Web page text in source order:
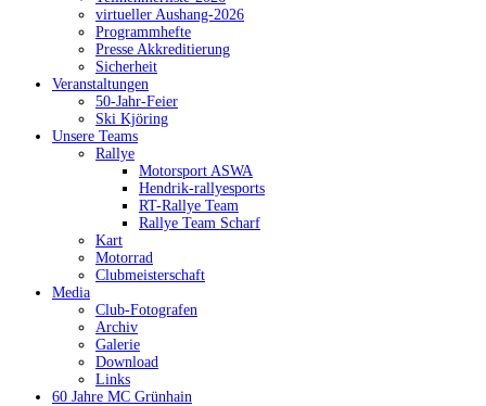
virtueller Aushang-2026
Programmhefte
Presse Akkreditierung
Sicherheit
Veranstaltungen
50-Jahr-Feier
Ski Kjöring
Unsere Teams
Rallye
Motorsport ASWA
Hendrik-rallyesports
RT-Rallye Team
Rallye Team Scharf
Kart
Motorrad
Clubmeisterschaft
Media
Club-Fotografen
Archiv
Galerie
Download
Links
60 Jahre MC Grünhain